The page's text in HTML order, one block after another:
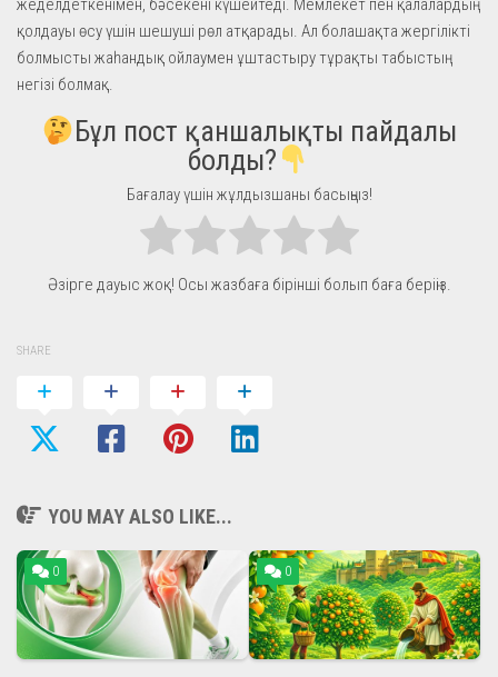
жеделдеткенімен, бәсекені күшейтеді. Мемлекет пен қалалардың
қолдауы өсу үшін шешуші рөл атқарады. Ал болашақта жергілікті
болмысты жаһандық ойлаумен ұштастыру тұрақты табыстың
негізі болмақ.
Бұл пост қаншалықты пайдалы
болды?
Бағалау үшін жұлдызшаны басыңыз!
Әзірге дауыс жоқ! Осы жазбаға бірінші болып баға беріңіз.
SHARE
YOU MAY ALSO LIKE...
0 0